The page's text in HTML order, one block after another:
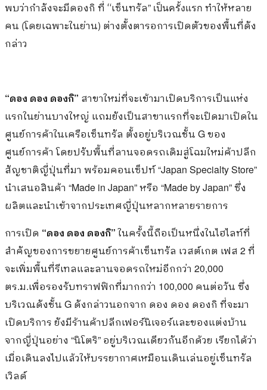
พบว่ากำลังจะมีดองกิ ที่ “เซ็นทรัล” เป็นครั้งแรก ทำให้หลาย
คน (โดยเฉพาะในย่าน) ต่างตั้งตารอการเปิดตัวของพื้นที่ดัง
กล่าว
“ดอง ดอง ดองกิ” สาขาใหม่ที่จะเข้ามาเปิดบริการเป็นแห่ง
แรกในย่านบางใหญ่ แถมยังเป็นสาขาแรกที่จะเปิดมาเปิดใน
ศูนย์การค้าในเครือเซ็นทรัล ตั้งอยู่บริเวณชั้น Gของ
ศูนย์การค้า โดยปรับพื้นที่ลานจอดรถเดิมสู่โฉมใหม่ค้าปลีก
สัญชาติญี่ปุ่นที่มา พร้อมคอนเซ็ปท์“Japan Specialty Store”
นำเสนอสินค้า “Made in Japan”หรือ “Made by Japan”ซึ่ง
ผลิตและนำเข้าจากประเทศญี่ปุ่นหลากหลายรายการ
การเปิด “ดอง ดอง ดองกิ”ในครั้งนี้ถือเป็นหนึ่งในไฮไลท์ที่
สำคัญของการขยายศูนย์การค้าเซ็นทรัล เวสต์เกต เฟส 2ที่
จะเพิ่มพื้นที่รีเทลและลานจอดรถใหม่อีกกว่า 20,000
ตร.ม.เพื่อรองรับทราฟฟิกที่มากกว่า 100,000 คนต่อวัน ซึ่ง
บริเวณดังชั้น G ดังกล่าวนอกจาก ดอง ดอง ดองกิ ที่จะมา
เปิดบริการ ยังมีร้านค้าปลีกเฟอร์นิเจอร์และของแต่งบ้าน
จากญี่ปุ่นอย่าง “นิโตริ” อยู่บริเวณเดียวกันอีกด้วย เรียกได้ว่า
เมื่อเดินลงไปแล้วให้บรรยากาศเหมือนเดินเล่นอยู่เซ็นทรัล
เวิลด์